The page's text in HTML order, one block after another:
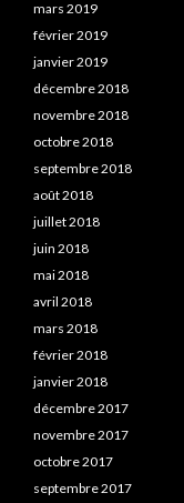
mars 2019
février 2019
janvier 2019
décembre 2018
novembre 2018
octobre 2018
septembre 2018
août 2018
juillet 2018
juin 2018
mai 2018
avril 2018
mars 2018
février 2018
janvier 2018
décembre 2017
novembre 2017
octobre 2017
septembre 2017